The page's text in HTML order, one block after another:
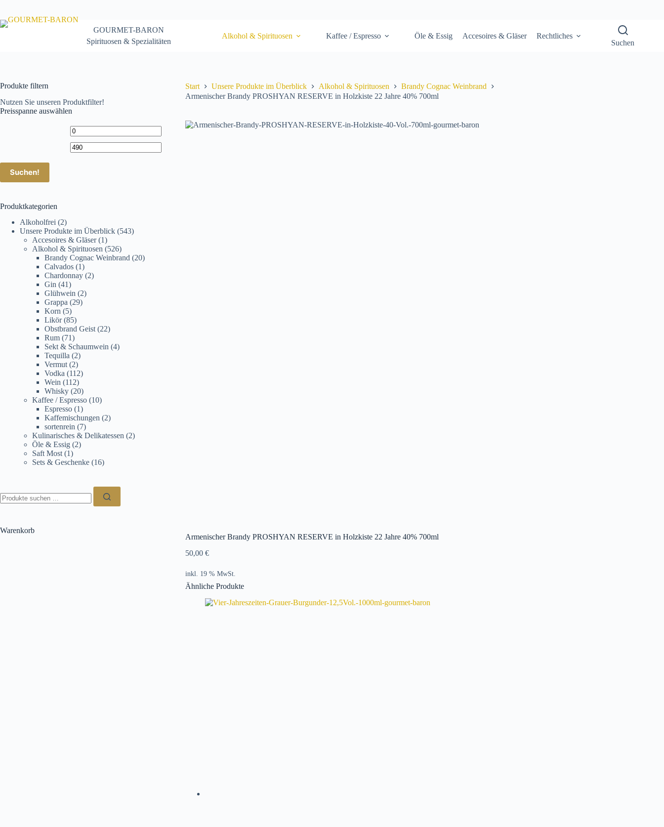
springen
GOURMET-BARON
Spirituosen & Spezialitäten
Alkohol & Spirituosen Kaffee / Espresso Öle & Essig Accesoires & Gläser
Rechtliches
Suchen
Start Unsere Produkte im Überblick Alkohol & Spirituosen
Brandy Cognac Weinbrand
Armenischer Brandy PROSHYAN RESERVE in Holzkiste 22 Jahre 40% 700ml
Armenischer Brandy PROSHYAN RESERVE in Holzkiste 22 Jahre 40% 700ml
50,00 €
inkl. 19 % MwSt.
Ähnliche Produkte
Produkte filtern
Nutzen Sie unseren Produktfilter!
Preisspanne auswählen
Suchen!
Produktkategorien
Alkoholfrei (2)
Unsere Produkte im Überblick (543)
Accesoires & Gläser (1)
Alkohol & Spirituosen (526)
Brandy Cognac Weinbrand (20)
Calvados (1)
Chardonnay (2)
Gin (41)
Glühwein (2)
Grappa (29)
Korn (5)
Likör (85)
Obstbrand Geist (22)
Rum (71)
Sekt & Schaumwein (4)
Tequilla (2)
Vermut (2)
Vodka (112)
Wein (112)
Whisky (20)
Kaffee / Espresso (10)
Espresso (1)
Kaffemischungen (2)
sortenrein (7)
Kulinarisches & Delikatessen (2)
Öle & Essig (2)
Saft Most (1)
Sets & Geschenke (16)
nach:
Warenkorb